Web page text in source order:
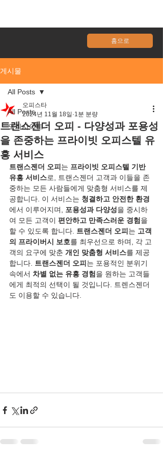
홈으로
게시물
All Posts
오피사이트
All Posts
트랜스젠더 오피 - 다양성과 포용성
을 존중하는 프라이빗 오피스텔 유
흥 서비스
오피스타
2024년 11월 18일 1분 분량
트랜스젠더 오피 는 프라이빗 오피스텔 기반
유흥 서비스로, 트랜스젠더 고객과 이들을 존
중하는 모든 사람들에게 맞춤형 서비스를 제
공합니다. 이 서비스는 청결하고 안전한 환경
에서 이루어지며,
포용성과 다양성을 중시하
여 모든 고객이 편안하고 만족스러운 경험을
할 수 있도록 합니다. 트랜스젠더 오피 는 고객
의 프라이버시 보호를 최우선으로 하며, 각 고
객의 요구에 맞춘 개인 맞춤형 서비스를 제공
합니다. 트랜스젠더 오피 는 포용적인 분위기
속에서 차별 없는 유흥 경험을 원하는 고객들
에게 최적의 선택이 될 것입니다. 트렌스젠더
도 이용할 수 있습니다.